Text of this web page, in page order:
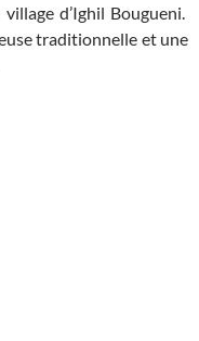
d’Ighil Bougueni.
traditionnelle et une